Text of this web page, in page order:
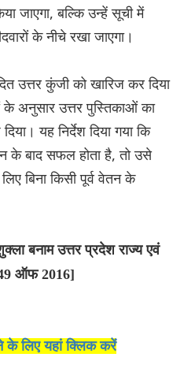
जाएगा, बल्कि उन्हें सूची में
के नीचे रखा जाएगा।
उत्तर कुंजी को खारिज कर दिया
के अनुसार उत्तर पुस्तिकाओं का
यह निर्देश दिया गया कि
के बाद सफल होता है, तो उसे
बिना किसी पूर्व वेतन के
बनाम उत्तर प्रदेश राज्य एवं
ऑफ 2016]
लिए यहां क्लिक करें